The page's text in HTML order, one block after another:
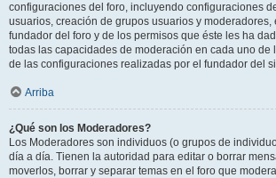
configuraciones del foro, incluyendo configuraciones
usuarios, creación de grupos usuarios y moderadores,
fundador del foro y de los permisos que éste les ha
todas las capacidades de moderación en cada uno de
de las configuraciones realizadas por el fundador del
Arriba
¿Qué son los Moderadores?
Los Moderadores son individuos (o grupos de
día a día. Tienen la autoridad para editar o borrar
moverlos, borrar y separar temas en el foro que